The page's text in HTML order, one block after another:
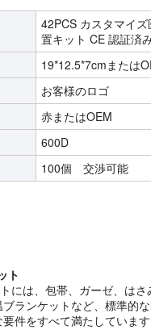
42PCS カスタマイ
置キット CE 認証済
19*12.5*7cmまたは
お客様のロゴ
赤またはOEM
600D
100個 交渉可能
ト
には、包帯、ガーゼ、はさ
ランケットなど、標準的
件をすべて満たしています